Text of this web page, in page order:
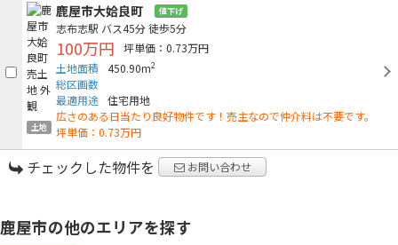
土地
鹿屋市大姶良町 値下げ
志布志駅 バス45分徒歩5分
100万円
坪単価：0.73万円
土地面積
450.90m2
総区画数
最適用途 住宅用地
広さのある日当たり良好物件です！売主なので仲介料は不要です。
坪単価：0.73万円
チェックした物件を お問い合わせ
鹿屋市の他のエリアを探す